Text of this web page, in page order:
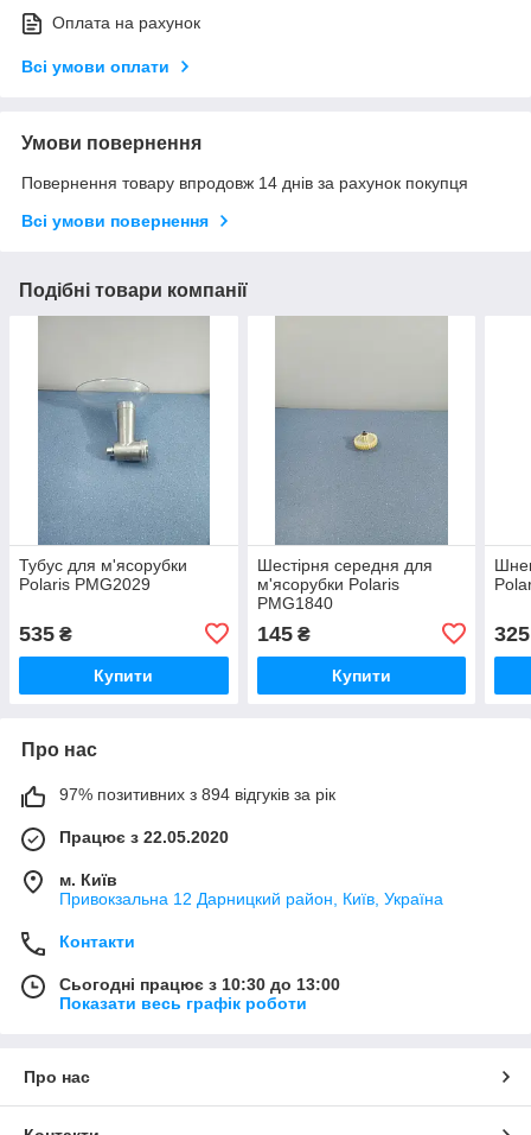
Оплата на рахунок
Всі умови оплати
Умови повернення
Повернення товару впродовж 14 днів за рахунок покупця
Всі умови повернення
Подібні товари компанії
Тубус для м'ясорубки
Polaris PMG2029
535 ₴
Купити
Шестірня середня для
м'ясорубки Polaris
PMG1840
145₴
Купити
325
Про нас
97% позитивних з 894 відгуків за рік
Працює з 22.05.2020
м. Київ
Привокзальна 12 Дарницкий район, Київ, Україна
Контакти
Сьогодні працює з 10:30 до 13:00
Показати весь графік роботи
Про нас